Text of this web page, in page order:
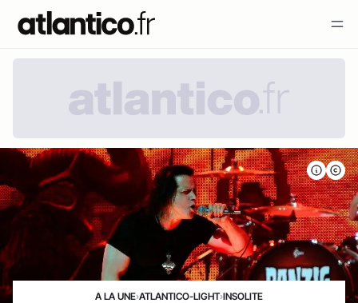
A LA UNE›ATLANTICO-LIGHT›INSOLITE